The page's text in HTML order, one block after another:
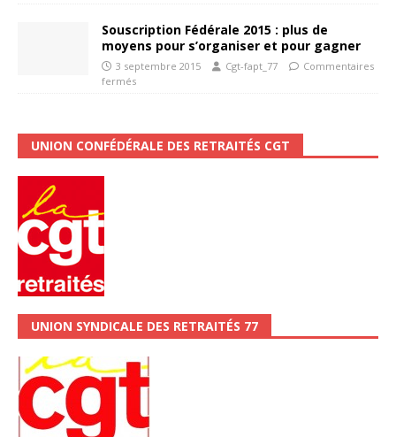
Souscription Fédérale 2015 : plus de
moyens pour s’organiser et pour gagner
3 septembre 2015 Cgt-fapt_77
Commentaires
fermés
UNION CONFÉDÉRALE DES RETRAITÉS CGT
UNION SYNDICALE DES RETRAITÉS 77